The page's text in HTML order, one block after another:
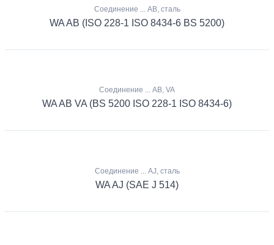
Соединение ... AB, сталь
WA AB (ISO 228-1 ISO 8434-6 BS 5200)
Соединение ... AB, VA
WA AB VA (BS 5200 ISO 228-1 ISO 8434-6)
Соединение ... AJ, сталь
WA AJ (SAE J 514)